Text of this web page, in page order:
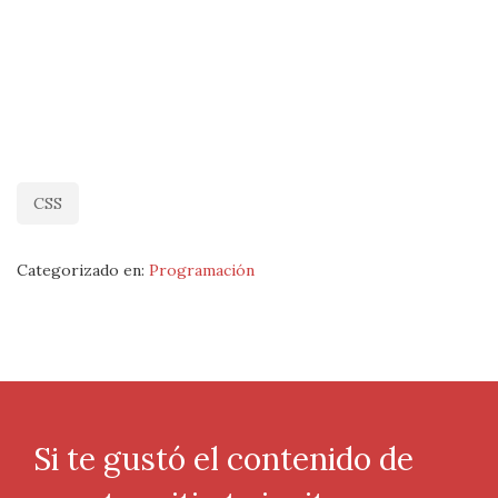
CSS
Categorizado en: Programación
Si te gustó el contenido de